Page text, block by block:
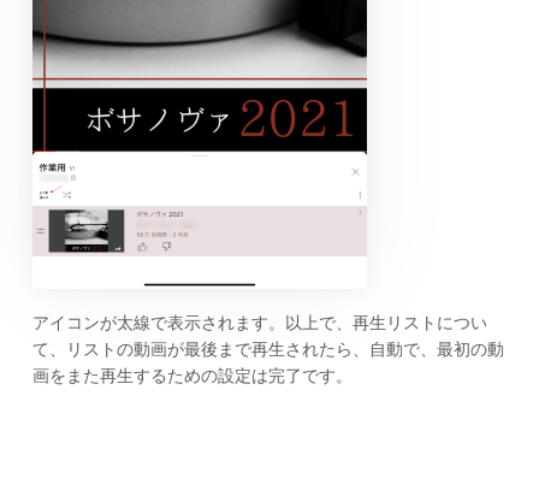
アイコンが太線で表示されます。以上で、再生リストについ
て、リストの動画が最後まで再生されたら、自動で、最初の動
画をまた再生するための設定は完了です。